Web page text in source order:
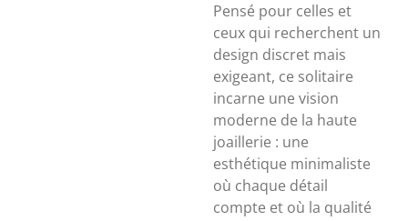
Pensé pour celles et
ceux qui recherchent un
design discret mais
exigeant, ce solitaire
incarne une vision
moderne de la haute
joaillerie : une
esthétique minimaliste
où chaque détail
compte et où la qualité